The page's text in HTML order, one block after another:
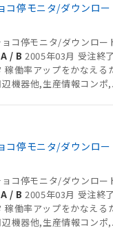
コ停モニタ/ダウンロ
ョコ停モニタ/ダウンロー
/ B 2005年03月 受注終
稼働率アップをかなえる
機器他,生産情報コンポ,
コ停モニタ/ダウンロ
ョコ停モニタ/ダウンロー
/ B 2005年03月 受注終
稼働率アップをかなえる
機器他,生産情報コンポ,